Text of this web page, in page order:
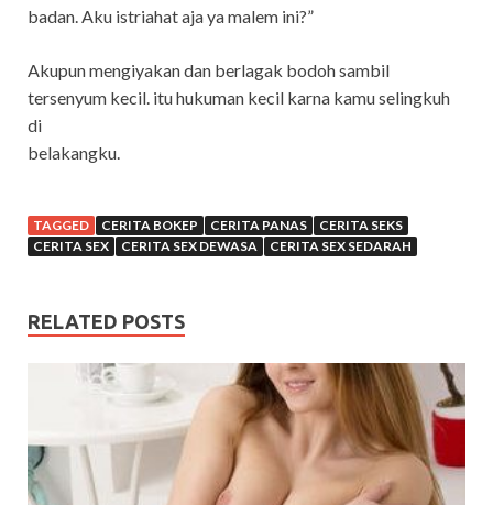
badan. Aku istriahat aja ya malem ini?”
Akupun mengiyakan dan berlagak bodoh sambil
tersenyum kecil. itu hukuman kecil karna kamu selingkuh
di
belakangku.
TAGGED CERITA BOKEP CERITA PANAS
CERITA SEKS
CERITA SEX
CERITA SEX DEWASA CERITA SEX SEDARAH
RELATED POSTS